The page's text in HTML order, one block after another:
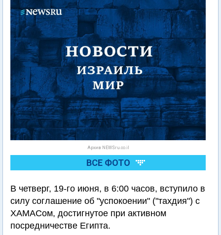
Архив NEWSru.co.il
ВСЕ ФОТО
В четверг, 19-го июня, в 6:00 часов, вступило в
силу соглашение об "успокоении" ("тахдия") с
ХАМАСом, достигнутое при активном
посредничестве Египта.